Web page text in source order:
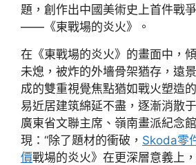
題，創作出中國美術史上首件戰
——《東戰場的炎火》。
在《東戰場的炎火》的畫面中，
未熄，被炸的外墻骨架猶存，遠
成的雙重視覺焦點猶如戰火塑造
易近居建筑綿延不盡，逐漸消散
廣東省文聯主席、嶺南畫派紀念
現：“除了題材的衝破， Skoda零
價戰場的炎火》在更深層意義上